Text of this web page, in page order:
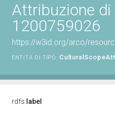
Attribuzione
1200759026
https://w3id.org/arco/
ENTITÀ DI TIPO:
rdfs: label